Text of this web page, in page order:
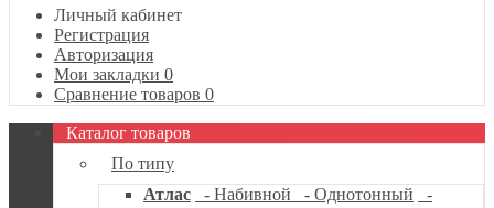
Личный кабинет
Регистрация
Авторизация
Мои закладки 0
Сравнение товаров 0
Каталог товаров
По типу
Атлас
- Набивной - Однотонный
-